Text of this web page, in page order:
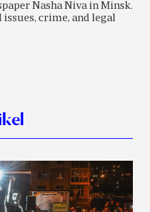
Nasha Niva in Minsk.
crime, and legal